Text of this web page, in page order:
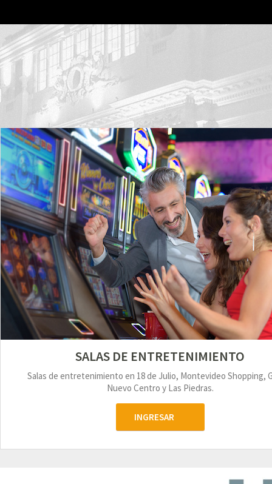
SALAS DE ENTRETENIMIENTO
Salas de entretenimiento en 18 de Julio, Montevideo Shopping,
Nuevo Centro y Las Piedras.
INGRESAR